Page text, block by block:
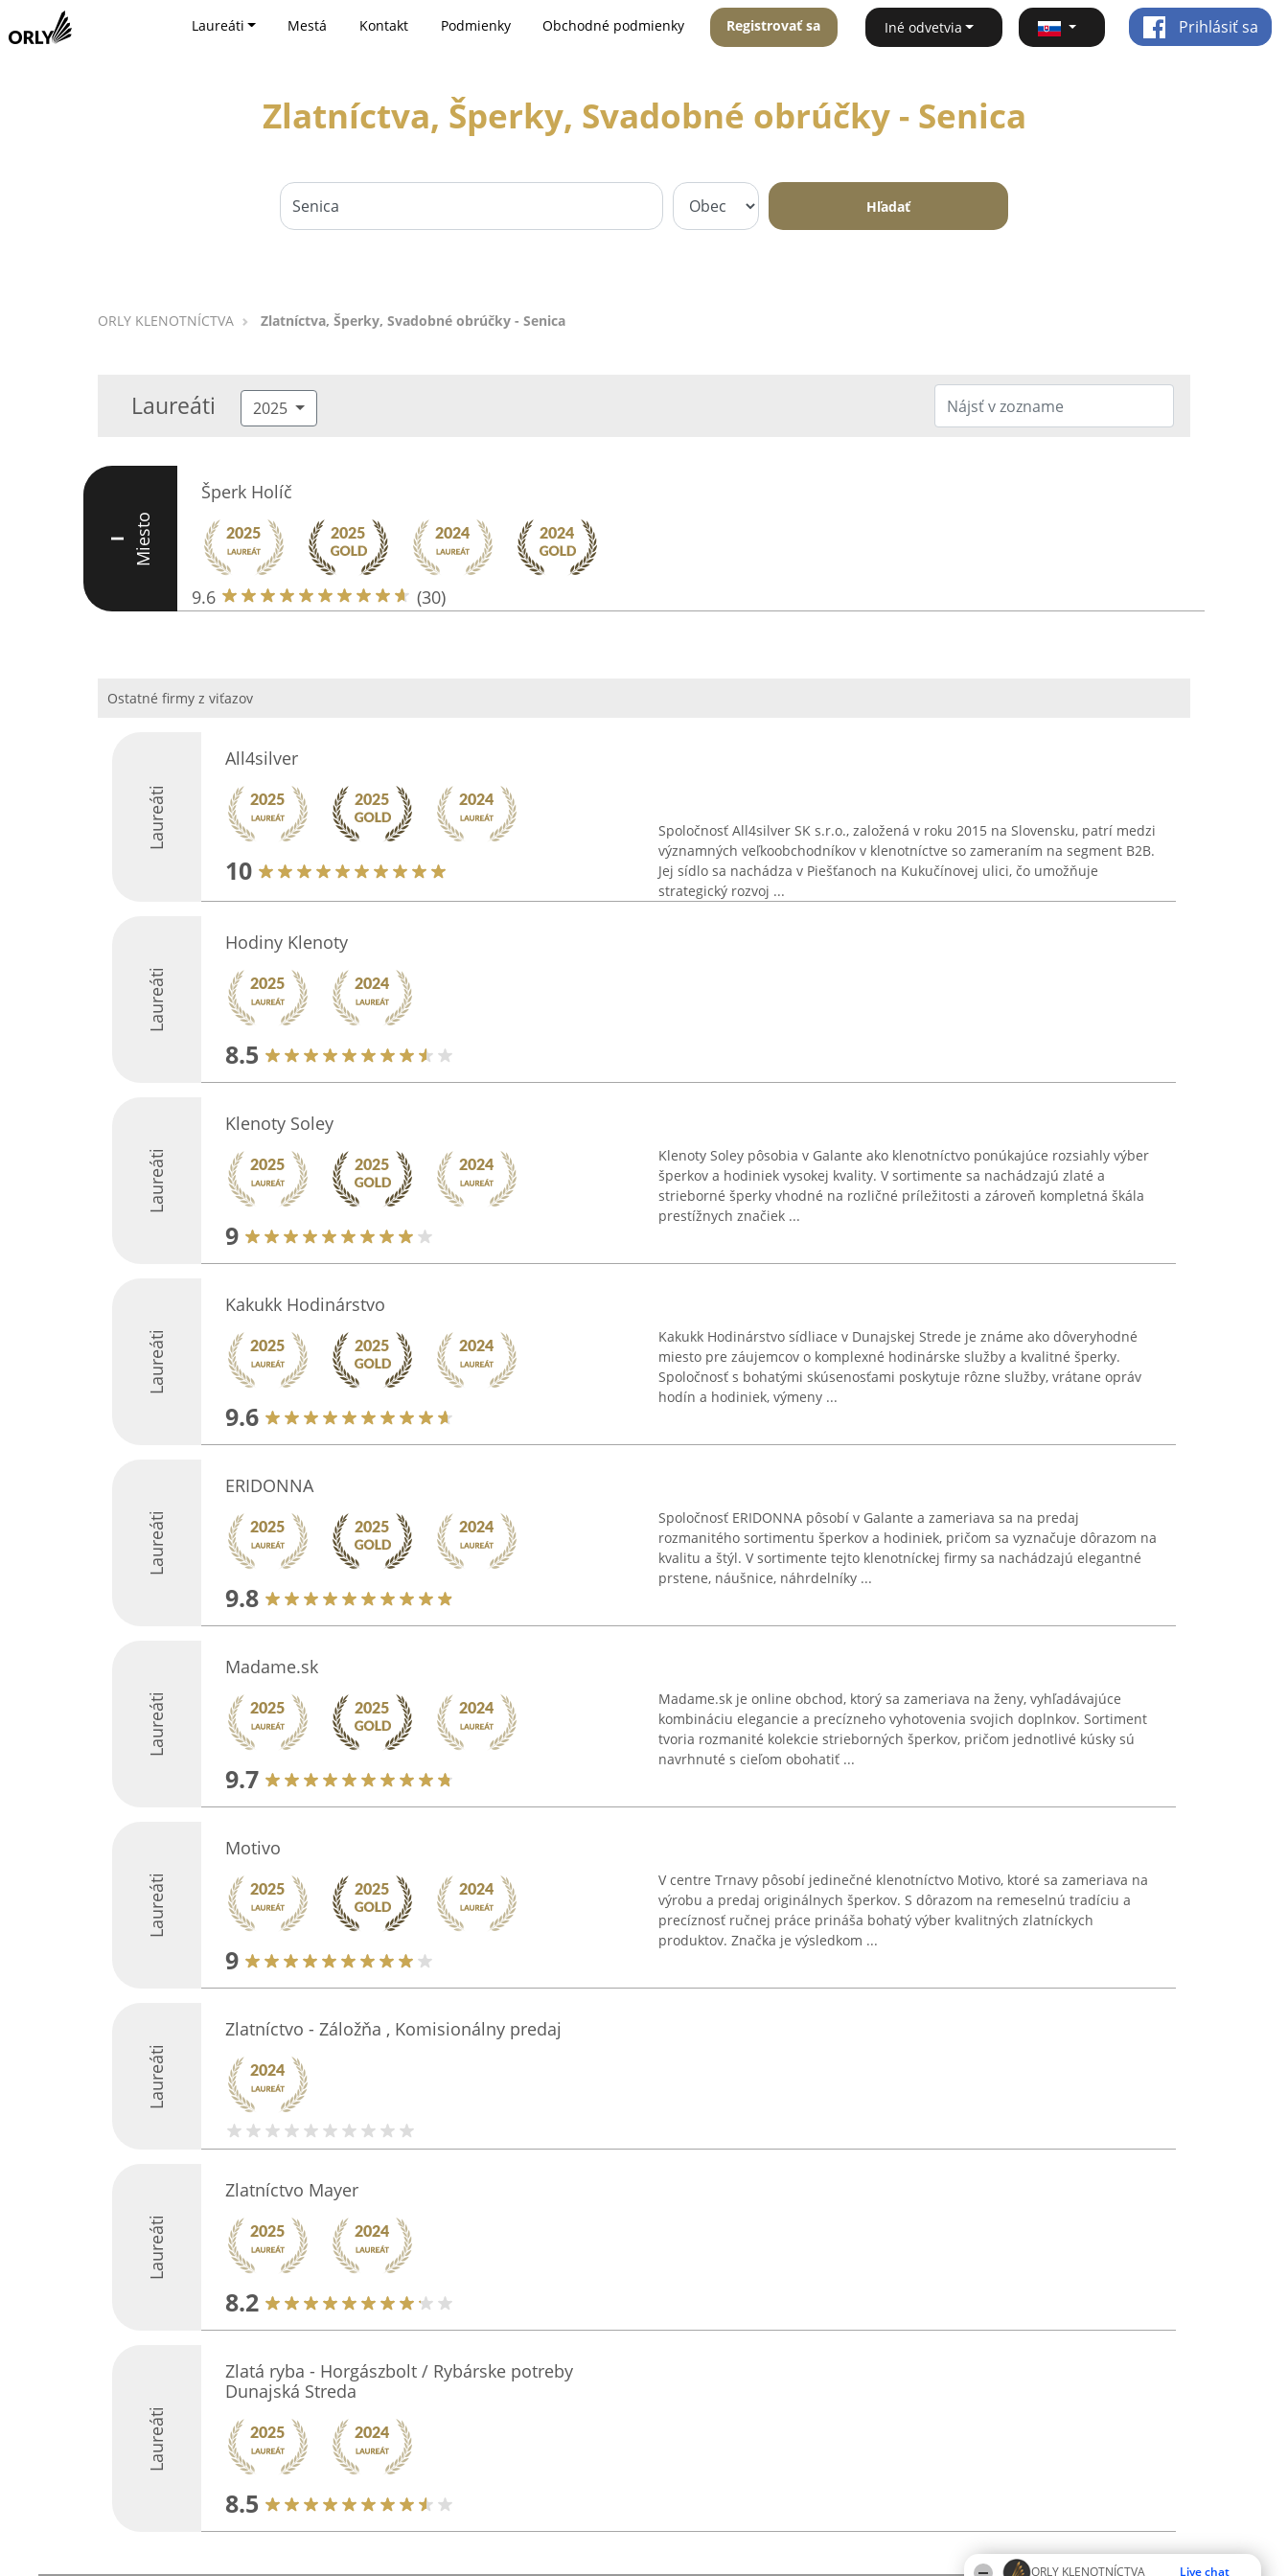
ORLY KLENOTNÍCTVA Live chat
Laureáti Mestá Kontakt Podmienky Obchodné podmienky Registrovať sa Iné odvetvia Prihlásiť sa
Zlatníctva, Šperky, Svadobné obrúčky - Senica
Hľadať
ORLY KLENOTNÍCTVA Zlatníctva, Šperky, Svadobné obrúčky - Senica
Laureáti 2025
I Miesto
Šperk Holíč
9.6 (30)
Ostatné firmy z viťazov
Laureáti
All4silver
10
Spoločnosť All4silver SK s.r.o., založená v roku 2015 na Slovensku, patrí medzi
významných veľkoobchodníkov v klenotníctve so zameraním na segment B2B.
Jej sídlo sa nachádza v Piešťanoch na Kukučínovej ulici, čo umožňuje
strategický rozvoj ...
Laureáti
Hodiny Klenoty
8.5
Laureáti
Klenoty Soley
9
Klenoty Soley pôsobia v Galante ako klenotníctvo ponúkajúce rozsiahly výber
šperkov a hodiniek vysokej kvality. V sortimente sa nachádzajú zlaté a
strieborné šperky vhodné na rozličné príležitosti a zároveň kompletná škála
prestížnych značiek ...
Laureáti
Kakukk Hodinárstvo
9.6
Kakukk Hodinárstvo sídliace v Dunajskej Strede je známe ako dôveryhodné
miesto pre záujemcov o komplexné hodinárske služby a kvalitné šperky.
Spoločnosť s bohatými skúsenosťami poskytuje rôzne služby, vrátane opráv
hodín a hodiniek, výmeny ...
Laureáti
ERIDONNA
9.8
Spoločnosť ERIDONNA pôsobí v Galante a zameriava sa na predaj
rozmanitého sortimentu šperkov a hodiniek, pričom sa vyznačuje dôrazom na
kvalitu a štýl. V sortimente tejto klenotníckej firmy sa nachádzajú elegantné
prstene, náušnice, náhrdelníky ...
Laureáti
Madame.sk
9.7
Madame.sk je online obchod, ktorý sa zameriava na ženy, vyhľadávajúce
kombináciu elegancie a precízneho vyhotovenia svojich doplnkov. Sortiment
tvoria rozmanité kolekcie strieborných šperkov, pričom jednotlivé kúsky sú
navrhnuté s cieľom obohatiť ...
Laureáti
Motivo
9
V centre Trnavy pôsobí jedinečné klenotníctvo Motivo, ktoré sa zameriava na
výrobu a predaj originálnych šperkov. S dôrazom na remeselnú tradíciu a
precíznosť ručnej práce prináša bohatý výber kvalitných zlatníckych
produktov. Značka je výsledkom ...
Laureáti
Zlatníctvo - Záložňa , Komisionálny predaj
Laureáti
Zlatníctvo Mayer
8.2
Laureáti
Zlatá ryba - Horgászbolt / Rybárske potreby
Dunajská Streda
8.5